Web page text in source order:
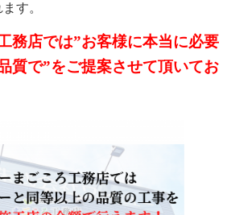
す。
務店では”お客様に本当に必要
質で”をご提案させて頂いてお